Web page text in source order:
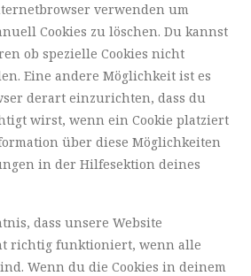
verwenden um
Cookies zu löschen. Du kannst
ob spezielle Cookies nicht
Eine andere Möglichkeit ist es
derart einzurichten, dass du
wirst, wenn ein Cookie platziert
über diese Möglichkeiten
in der Hilfesektion deines
dass unsere Website
richtig funktioniert, wenn alle
Wenn du die Cookies in deinem